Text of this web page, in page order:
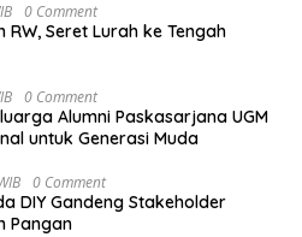
0 Comment
RW, Seret Lurah ke Tengah
0 Comment
Alumni Paskasarjana UGM
untuk Generasi Muda
0 Comment
DIY Gandeng Stakeholder
Pangan